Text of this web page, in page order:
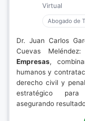
Virtual
Abogado de
Dr. Juan Carlos
Cuevas
Empresas,
humanos y
derecho civil y
estratégico para
asegurando